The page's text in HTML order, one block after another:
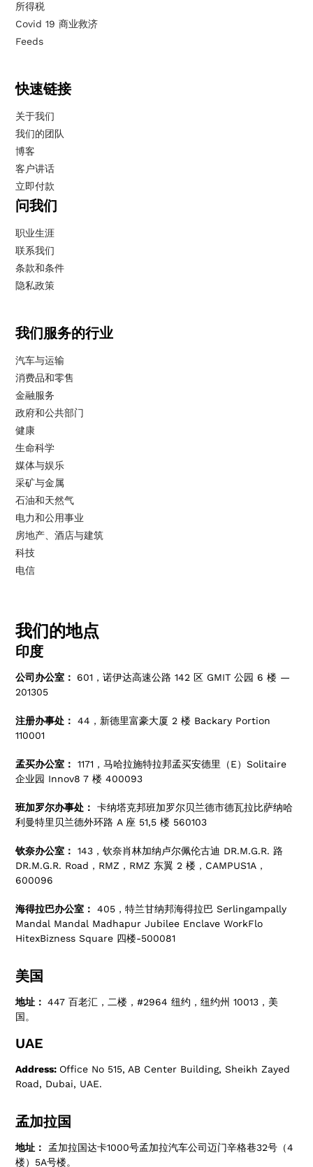
所得税
Covid 19 商业救济
Feeds
快速链接
关于我们
我们的团队
博客
客户讲话
立即付款
问我们
职业生涯
联系我们
条款和条件
隐私政策
我们服务的行业
汽车与运输
消费品和零售
金融服务
政府和公共部门
健康
生命科学
媒体与娱乐
采矿与金属
石油和天然气
电力和公用事业
房地产、酒店与建筑
科技
电信
我们的地点
印度
公司办公室： 601，诺伊达高速公路 142 区 GMIT 公园 6 楼 —
201305
注册办事处：
44，新德里富豪大厦 2 楼 Backary Portion
110001
孟买办公室：
1171，马哈拉施特拉邦孟买安德里（E）Solitaire
企业园 Innov8 7 楼 400093
班加罗尔办事处：
卡纳塔克邦班加罗尔贝兰德市德瓦拉比萨纳哈
利曼特里贝兰德外环路 A 座 51,5 楼 560103
钦奈办公室：
143，钦奈肖林加纳卢尔佩伦古迪 DR.M.G.R. 路
DR.M.G.R. Road，RMZ，RMZ 东翼 2 楼，CAMPUS1A，
600096
海得拉巴办公室：
405，特兰甘纳邦海得拉巴 Serlingampally
Mandal Mandal Madhapur Jubilee Enclave WorkFlo
HitexBizness Square 四楼-500081
美国
地址：447 百老汇，二楼，#2964 纽约，纽约州 10013，美
国。
UAE
Address: Office No 515, AB Center Building, Sheikh Zayed
Road, Dubai, UAE.
孟加拉国
地址：
孟加拉国达卡1000号孟加拉汽车公司迈门辛格巷32号（4
楼）5A号楼。